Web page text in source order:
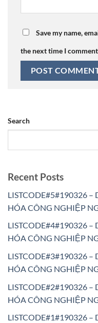
Save my name,
the next time I
Search
Recent Posts
LISTCODE#5#190326 –
HÓA CÔNG NGHIỆP
LISTCODE#4#190326 –
HÓA CÔNG NGHIỆP
LISTCODE#3#190326 –
HÓA CÔNG NGHIỆP
LISTCODE#2#190326 –
HÓA CÔNG NGHIỆP
LISTCODE#1#190326 –